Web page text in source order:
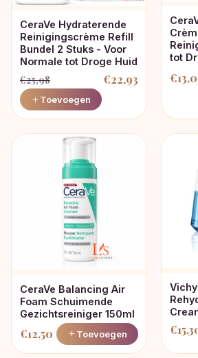
CeraVe Hydraterende
Reinigingscrème Refill
Bundel 2 Stuks - Voor
Normale tot Droge Huid
€25,98
Oorspronkelijke
prijs
was:
€22,93
Huidige
prijs
is:
Toevoegen
tot
€
CeraVe Balancing Air
Foam Schuimende
Gezichtsreiniger 150ml
€12,50 Toevoegen €